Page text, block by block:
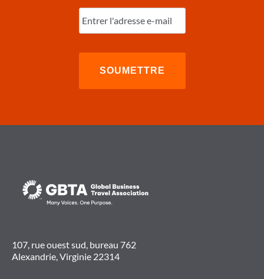
Entrez
l'e-
mail
107, rue ouest sud, bureau 762
Alexandrie, Virginie 22314